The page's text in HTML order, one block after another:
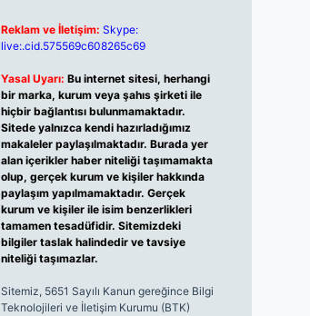
Reklam ve İletişim: Skype:
live:.cid.575569c608265c69
Yasal Uyarı: Bu internet sitesi, herhangi
bir marka, kurum veya şahıs şirketi ile
hiçbir bağlantısı bulunmamaktadır.
Sitede yalnızca kendi hazırladığımız
makaleler paylaşılmaktadır. Burada yer
alan içerikler haber niteliği taşımamakta
olup, gerçek kurum ve kişiler hakkında
paylaşım yapılmamaktadır. Gerçek
kurum ve kişiler ile isim benzerlikleri
tamamen tesadüfidir. Sitemizdeki
bilgiler taslak halindedir ve tavsiye
niteliği taşımazlar.
Sitemiz, 5651 Sayılı Kanun gereğince Bilgi
Teknolojileri ve İletişim Kurumu (BTK)